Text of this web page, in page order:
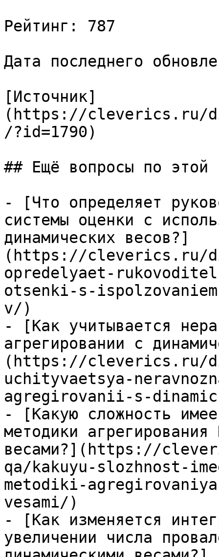
Рейтинг: 787
Дата последнего
[Источник]
(https://cleverics.ru/
/?id=1790)
## Ещё вопросы по этой
- [Что определяет
системы оценки с
динамических весов?]
(https://cleverics.ru/
opredelyaet-
otsenki-s-
v/)
- [Как учитывается
агрегировании с
(https://cleverics.ru/
uchityvaetsya-
agregirovanii-s-
- [Какую сложность
методики
весами?](https://
qa/kakuyu-slozhnost-
metodiki-
vesami/)
- [Как изменяется
увеличении числа